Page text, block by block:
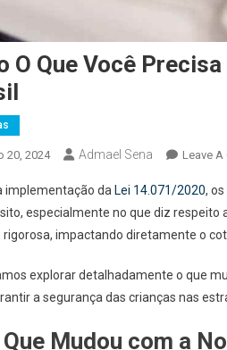
O Que Você
20, 2024 Admael Sena Leave A
implementação da Lei 14.071/2020,
especialmente no que diz respeito
rigorosa, impactando diretamente o
explorar detalhadamente o que
a segurança das crianças nas
Que Mudou com a